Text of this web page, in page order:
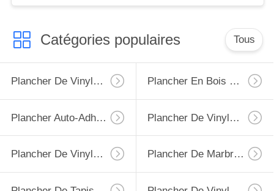
Catégories populaires Tous
Plancher De Vinyle De LVT Plancher En Bois De LVT
Plancher Auto-Adhésif De LVT Plancher De Vinyle De Spc
Plancher De Vinyle De PVC Plancher De Marbre De LVT